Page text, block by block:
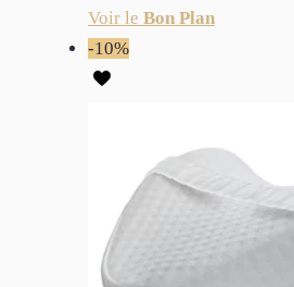
Voir le Bon Plan
-10%